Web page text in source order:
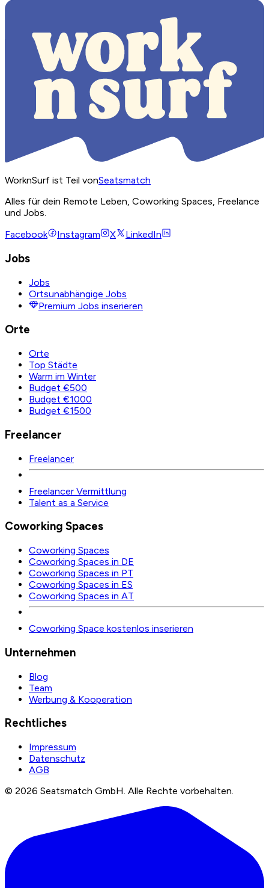
WorknSurf ist Teil vonSeatsmatch
Alles für dein Remote Leben, Coworking Spaces, Freelance
und Jobs.
Facebook
Instagram X LinkedIn
Jobs
Jobs
Ortsunabhängige Jobs
Premium Jobs inserieren
Orte
Orte
Top Städte
Warm im Winter
Budget €500
Budget €1000
Budget €1500
Freelancer
Freelancer
Freelancer Vermittlung
Talent as a Service
Coworking Spaces
Coworking Spaces
Coworking Spaces in DE
Coworking Spaces in PT
Coworking Spaces in ES
Coworking Spaces in AT
Coworking Space kostenlos inserieren
Unternehmen
Blog
Team
Werbung & Kooperation
Rechtliches
Impressum
Datenschutz
AGB
© 2026 Seatsmatch GmbH. Alle Rechte vorbehalten.